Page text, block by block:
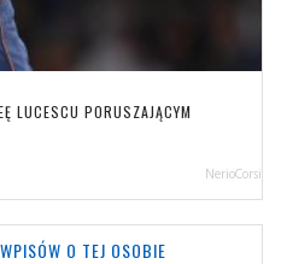
LUCESCU PORUSZAJĄCYM
NerioCorsi
O TEJ OSOBIE